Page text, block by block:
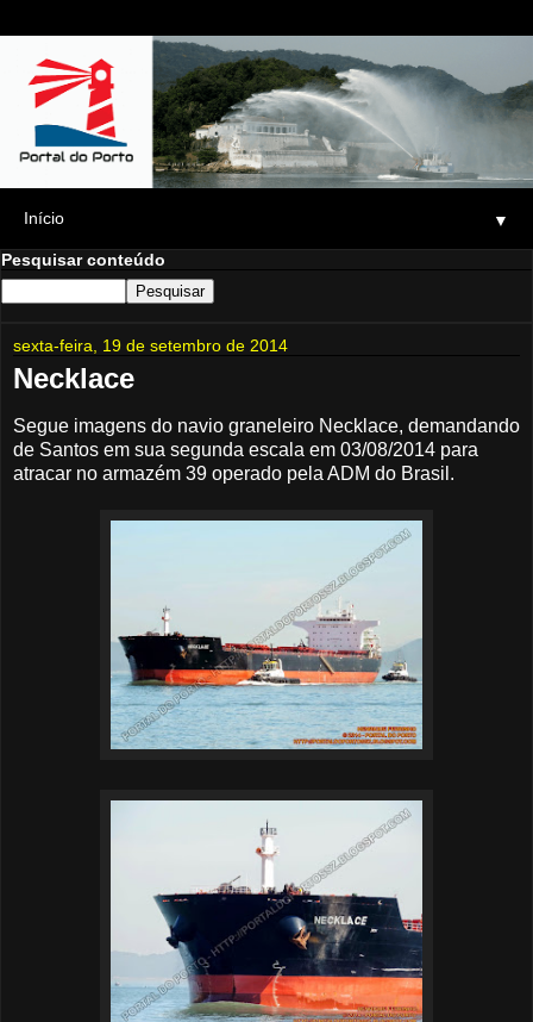
▼
Pesquisar conteúdo
sexta-feira, 19 de setembro de 2014
Necklace
Segue imagens do navio graneleiro Necklace, demandando
de Santos em sua segunda escala em 03/08/2014 para
atracar no armazém 39 operado pela ADM do Brasil.